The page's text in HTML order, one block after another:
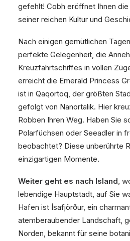
gefehlt! Cobh eröffnet Ihnen
seiner reichen Kultur und
Nach einigen gemütlichen
perfekte Gelegenheit, die
Kreuzfahrtschiffes in vollen
erreicht die Emerald Princess
ist in Qaqortoq, der größten
gefolgt von Nanortalik. Hier
Robben Ihren Weg. Haben Sie
Polarfüchsen oder Seeadler in
beobachtet? Diese unberührte
einzigartigen Momente.
Weiter geht es nach Island,
lebendige Hauptstadt, auf Sie
Hafen ist Ísafjörður, ein
atemberaubender Landschaft,
Norden, bekannt für seine